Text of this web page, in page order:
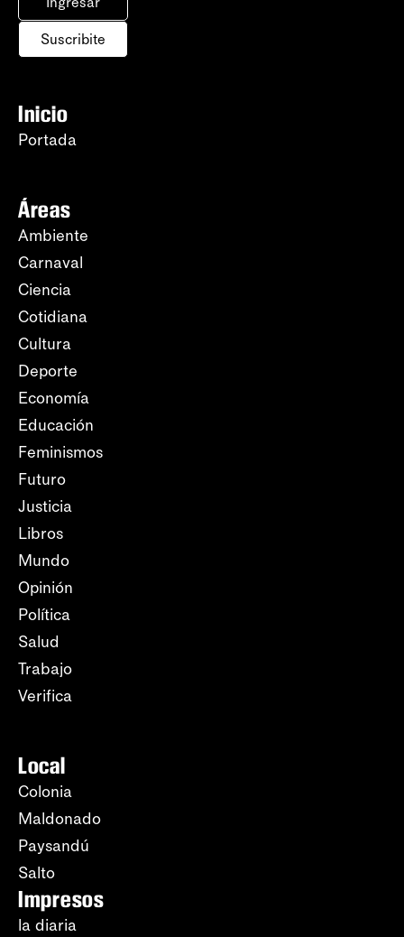
Suscribite
Inicio
Portada
Áreas
Ambiente
Carnaval
Ciencia
Cotidiana
Cultura
Deporte
Economía
Educación
Feminismos
Futuro
Justicia
Libros
Mundo
Opinión
Política
Salud
Trabajo
Verifica
Local
Colonia
Maldonado
Paysandú
Salto
Impresos
la diaria